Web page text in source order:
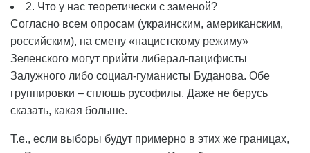
2. Что у нас теоретически с заменой?
Согласно всем опросам (украинским, американским,
российским), на смену «нацистскому режиму»
Зеленского могут прийти либерал-пацифисты
Залужного либо социал-гуманисты Буданова. Обе
группировки – сплошь русофилы. Даже не берусь
сказать, какая больше.
Т.е., если выборы будут примерно в этих же границах,